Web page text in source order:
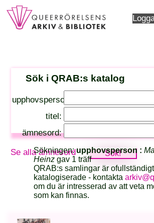
Sök i QRAB:s katalog
upphovsperson:
titel:
ämnesord:
Se alla ämnesord
Sökningen:upphovsperson :
Heinz gav 1 träff
QRAB:s samlingar är ofullständigt
katalogiserade - kontakta
om du är intresserad av att veta
som kan finnas.